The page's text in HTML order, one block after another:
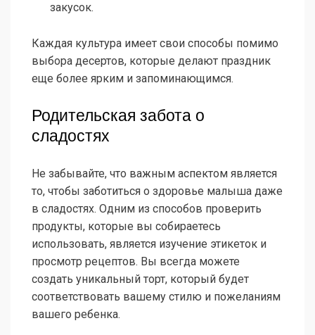
закусок.
Каждая культура имеет свои способы помимо
выбора десертов, которые делают праздник
еще более ярким и запоминающимся.
Родительская забота о
сладостях
Не забывайте, что важным аспектом является
то, чтобы заботиться о здоровье малыша даже
в сладостях. Одним из способов проверить
продукты, которые вы собираетесь
использовать, является изучение этикеток и
просмотр рецептов. Вы всегда можете
создать уникальный торт, который будет
соответствовать вашему стилю и пожеланиям
вашего ребенка.